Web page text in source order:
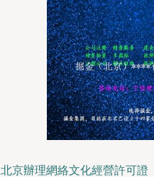
京辦理網絡文化經營許可證